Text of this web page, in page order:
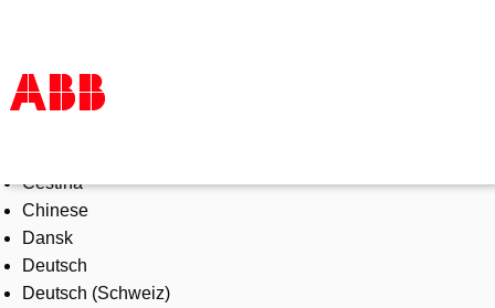
Products & Solutions
Industries
Services
About us
Where to buy
Čeština
Chinese
Dansk
Deutsch
Deutsch (Schweiz)